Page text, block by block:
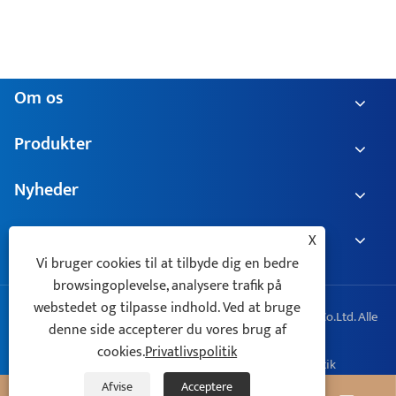
Om os
Produkter
Kontakt os
Copyright © 2025 Zhejiang Geyue Electric Technology Co.Ltd. Alle
rettigheder forbeholdes.
X
Vi bruger cookies til at tilbyde dig en bedre
browsingoplevelse, analysere trafik på
webstedet og tilpasse indhold. Ved at bruge
denne side accepterer du vores brug af
cookies.Privatlivspolitik
Afvise Acceptere